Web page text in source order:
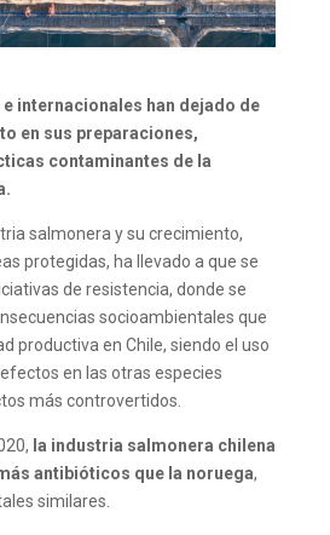
internacionales han dejado de
en sus preparaciones,
contaminantes de la
salmonera y su crecimiento,
protegidas, ha llevado a que se
de resistencia, donde se
socioambientales que
productiva en Chile, siendo el uso
en las otras especies
más controvertidos.
la industria salmonera chilena
antibióticos que la noruega,
similares.